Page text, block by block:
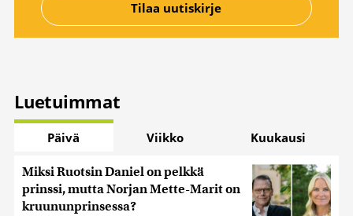
Luetuimmat
Päivä Viikko Kuukausi
Miksi Ruotsin Daniel on pelkkä
prinssi, mutta Norjan Mette-Marit on
kruununprinsessa?